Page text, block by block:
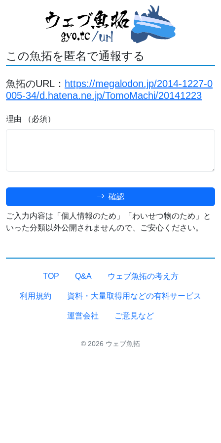
この魚拓を匿名で通報する
魚拓のURL： https://megalodon.jp/2014-1227-0
005-34/d.hatena.ne.jp/TomoMachi/20141223
理由 （必須）
確認
ご入力内容は「個人情報のため」「わいせつ物のため」と
いった分類以外公開されませんので、ご安心ください。
TOP Q&A ウェブ魚拓の考え方
利用規約 資料・大量取得用などの有料サービス
運営会社 ご意見など
© 2026 ウェブ魚拓